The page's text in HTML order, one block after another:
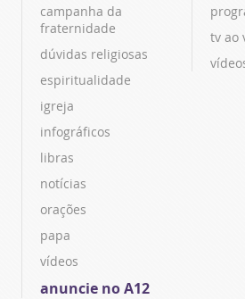
campanha da
fraternidade
dúvidas religiosas
espiritualidade
igreja
infográficos
libras
notícias
orações
papa
vídeos
anuncie no A12
tv ao